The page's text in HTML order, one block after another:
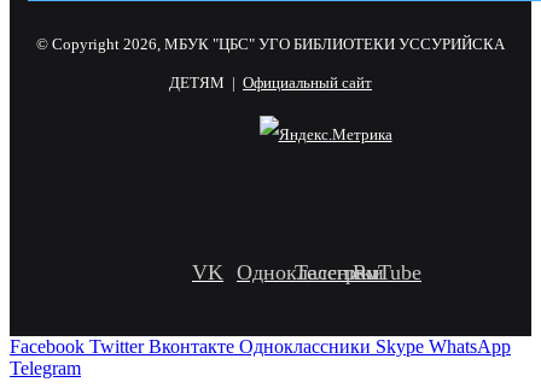
© Copyright 2026, МБУК "ЦБС" УГО БИБЛИОТЕКИ УССУРИЙСКА
ДЕТЯМ | Официальный сайт
VK Одноклассники
ТелеграмRuTube
Facebook Twitter Вконтакте Одноклассники Skype WhatsApp
Telegram